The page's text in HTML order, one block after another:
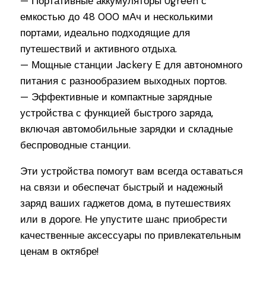
емкостью до 48 000 мАч и несколькими
портами, идеально подходящие для
путешествий и активного отдыха.
— Мощные станции Jackery E для автономного
питания с разнообразием выходных портов.
— Эффективные и компактные зарядные
устройства с функцией быстрого заряда,
включая автомобильные зарядки и складные
беспроводные станции.
Эти устройства помогут вам всегда оставаться
на связи и обеспечат быстрый и надежный
заряд ваших гаджетов дома, в путешествиях
или в дороге. Не упустите шанс приобрести
качественные аксессуары по привлекательным
ценам в октябре!